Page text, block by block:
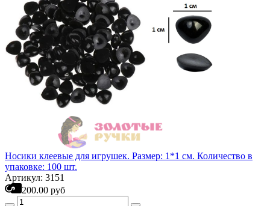
Носики клеевые для игрушек. Размер: 1*1 см. Количество в
упаковке: 100 шт.
Артикул: 3151
200.00 руб